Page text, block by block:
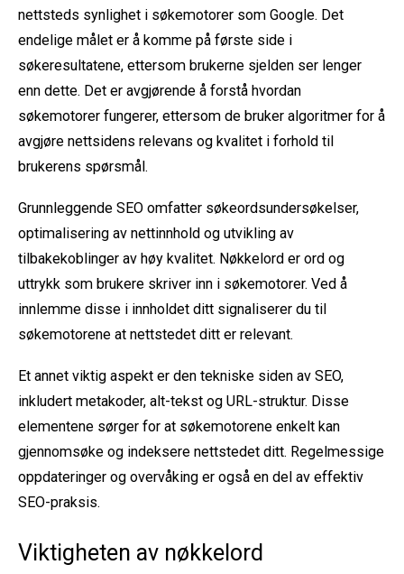
nettsteds synlighet i søkemotorer som Google. Det
endelige målet er å komme på første side i
søkeresultatene, ettersom brukerne sjelden ser lenger
enn dette. Det er avgjørende å forstå hvordan
søkemotorer fungerer, ettersom de bruker algoritmer for å
avgjøre nettsidens relevans og kvalitet i forhold til
brukerens spørsmål.
Grunnleggende SEO omfatter søkeordsundersøkelser,
optimalisering av nettinnhold og utvikling av
tilbakekoblinger av høy kvalitet. Nøkkelord er ord og
uttrykk som brukere skriver inn i søkemotorer. Ved å
innlemme disse i innholdet ditt signaliserer du til
søkemotorene at nettstedet ditt er relevant.
Et annet viktig aspekt er den tekniske siden av SEO,
inkludert metakoder, alt-tekst og URL-struktur. Disse
elementene sørger for at søkemotorene enkelt kan
gjennomsøke og indeksere nettstedet ditt. Regelmessige
oppdateringer og overvåking er også en del av effektiv
SEO-praksis.
Viktigheten av nøkkelord